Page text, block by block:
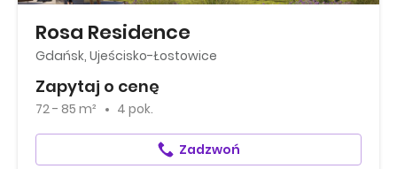
Rosa Residence
Gdańsk, Ujeścisko-Łostowice
Zapytaj o cenę
72 - 85 m² 4 pok.
Zadzwoń